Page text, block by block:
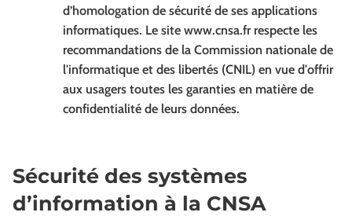
d’homologation de sécurité de ses applications
informatiques. Le site www.cnsa.fr respecte les
recommandations de la Commission nationale de
l'informatique et des libertés (CNIL) en vue d'offrir
aux usagers toutes les garanties en matière de
confidentialité de leurs données.
Sécurité des systèmes
d’information à la CNSA